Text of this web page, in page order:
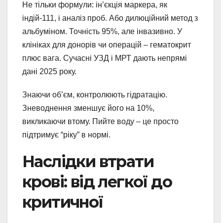
Не тільки формули: ін’єкція маркера, як
індій-111, і аналіз проб. Або дилюційний метод з
альбуміном. Точність 95%, але інвазивно. У
клініках для донорів чи операцій – гематокрит
плюс вага. Сучасні УЗД і МРТ дають непрямі
дані 2025 року.
Знаючи об’єм, контролюють гідратацію.
Зневоднення зменшує його на 10%,
викликаючи втому. Пийте воду – це просто
підтримує “ріку” в нормі.
Наслідки втрати
крові: від легкої до
критичної